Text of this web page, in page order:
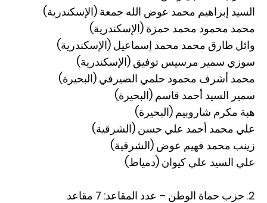
السيد إبراهيم محمد عوض الله جمعة (الإسكندرية)
محمد محمود محمد حمزة (الإسكندرية)
وائل طارق محمد محمد إسماعيل (الإسكندرية)
سوزي سمير مرسيس توفيق (الإسكندرية)
محمد أشرف محمود حلمي الصيرفي (البحيرة)
سمير السيد أحمد قاسم (البحيرة)
هبة مكرم شاروبيم (البحيرة)
علي محمد أحمد علي حسن (الشرقية)
زينب محمد فهيم عوض (الشرقية)
علي السيد علي كيوان (دمياط)
2. حزب حماة الوطن – عدد المقاعد: 7 مقاعد